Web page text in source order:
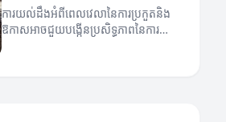
ការយល់ដឹងអំពីពេលវេលានៃការប្រកួតនិង
ឱកាសអាចជួយបង្កើនប្រសិទ្ធភាពនៃការ
ប្រកួត។